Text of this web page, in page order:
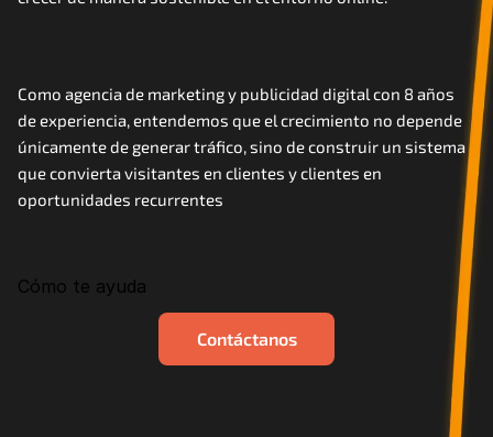
Contáctanos
Join
Events
Como agencia de marketing y publicidad digital con 8 años
de experiencia, entendemos que el crecimiento no depende
únicamente de generar tráfico, sino de construir un sistema
que convierta visitantes en clientes y clientes en
oportunidades recurrentes
Cómo te ayuda
Contáctanos